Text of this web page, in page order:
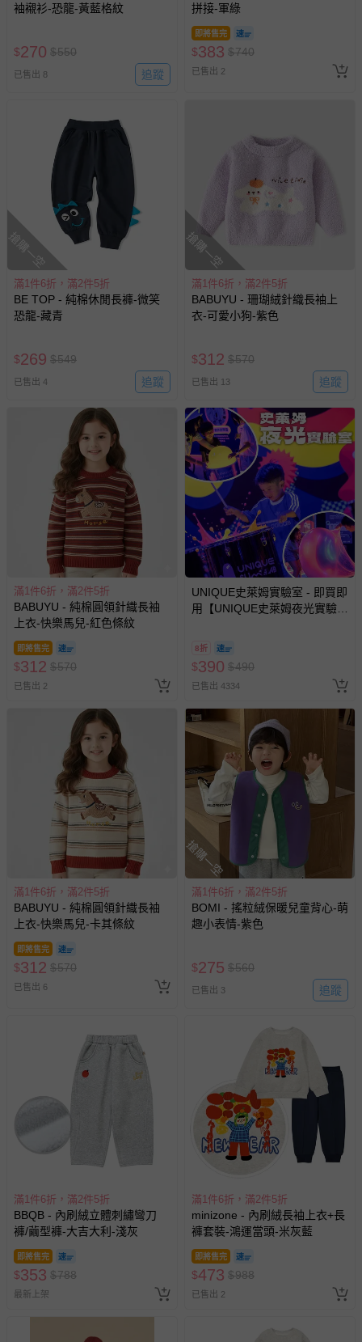
袖襯衫-恐龍-黃藍格紋
$270 $550
已售出 8 追蹤
拼接-軍綠
即將售完
$383 $740
已售出 2
搶購一空
滿1件6折，滿2件5折
BE TOP - 純棉休閒長褲-微笑
恐龍-藏青
$269 $549
已售出 4 追蹤
搶購一空
滿1件6折，滿2件5折
BABUYU - 珊瑚絨針織長袖上
衣-可愛小狗-紫色
$312 $570
已售出 13 追蹤
滿1件6折，滿2件5折
BABUYU - 純棉圓領針織長袖
上衣-快樂馬兒-紅色條紋
即將售完
$312 $570
已售出 2
UNIQUE史萊姆實驗室 - 即買即
用【UNIQUE史萊姆夜光實驗室
訂單編號兌換，逾期作廢) (大
人小孩均一價(3歲以上需購票))
8折
$390 $490
已售出 4334
滿1件6折，滿2件5折
BABUYU - 純棉圓領針織長袖
上衣-快樂馬兒-卡其條紋
即將售完
$312 $570
已售出 6
搶購一空
滿1件6折，滿2件5折
BOMI - 搖粒絨保暖兒童背心-萌
趣小表情-紫色
$275 $560
已售出 3 追蹤
滿1件6折，滿2件5折
BBQB - 內刷絨立體刺繡彎刀
褲/繭型褲-大吉大利-淺灰
即將售完
$353 $788
最新上架
滿1件6折，滿2件5折
minizone - 內刷絨長袖上衣+長
褲套裝-鴻運當頭-米灰藍
即將售完
$473 $988
已售出 2